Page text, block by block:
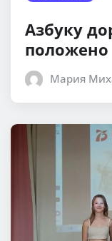
Азбуку
положено
Мария